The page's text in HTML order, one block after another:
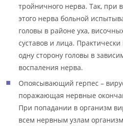
тройничного нерва. Так, при
этого нерва больной
головы в районе уха,
суставов и лица.
одну сторону головы в
воспаления нерва.
Опоясывающий герпес –
поражающая нервные
При попадании в организм
всем нервным узлам